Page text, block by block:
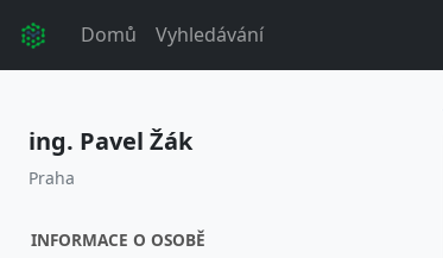
Domů Vyhledávání
ing. Pavel Žák
Praha
INFORMACE O OSOBĚ